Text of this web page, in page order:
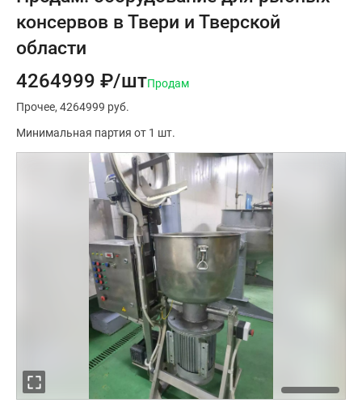
консервов в Твери и Тверской
области
4264999 ₽/штПродам
Прочее 4264999 руб.
Минимальная партия от 1 шт.